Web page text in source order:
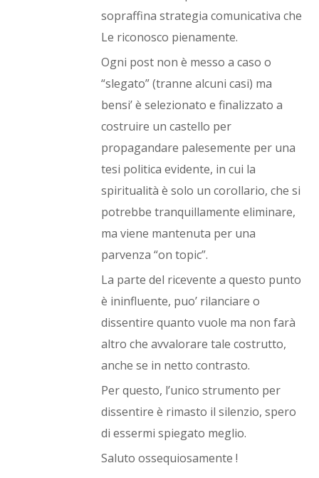
sopraffina strategia comunicativa che
Le riconosco pienamente.
Ogni post non è messo a caso o
“slegato” (tranne alcuni casi) ma
bensi’ è selezionato e finalizzato a
costruire un castello per
propagandare palesemente per una
tesi politica evidente, in cui la
spiritualità è solo un corollario, che si
potrebbe tranquillamente eliminare,
ma viene mantenuta per una
parvenza “on topic”.
La parte del ricevente a questo punto
è ininfluente, puo’ rilanciare o
dissentire quanto vuole ma non farà
altro che avvalorare tale costrutto,
anche se in netto contrasto.
Per questo, l’unico strumento per
dissentire è rimasto il silenzio, spero
di essermi spiegato meglio.
Saluto ossequiosamente !